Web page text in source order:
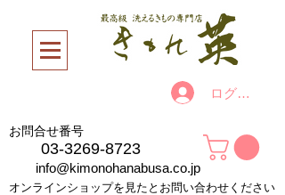
ログイン
お問合せ番号
03-3269-8723
info@kimonohanabusa.co.jp
オンラインショップを見たとお問い合わせください